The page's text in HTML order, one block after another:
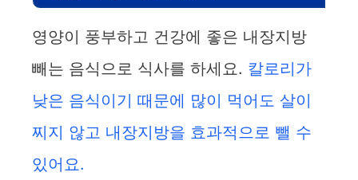
영양이 풍부하고 건강에 좋은 내장지방
빼는 음식으로 식사를 하세요. 칼로리가
낮은 음식이기 때문에 많이 먹어도 살이
찌지 않고 내장지방을 효과적으로 뺄 수
있어요.